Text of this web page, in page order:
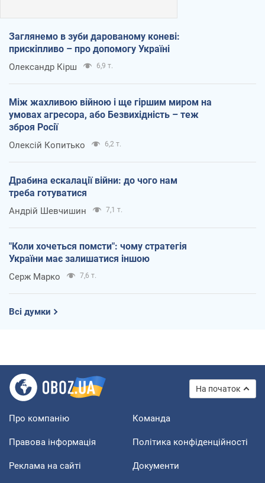
Заглянемо в зуби дарованому коневі:
прискіпливо – про допомогу Україні
Олександр Кірш 6,9 т.
Між жахливою війною і ще гіршим миром на
умовах агресора, або Безвихідність – теж
зброя Росії
Олексій Копитько 6,2 т.
Драбина ескалації війни: до чого нам
треба готуватися
Андрій Шевчишин 7,1 т.
"Коли хочеться помсти": чому стратегія
України має залишатися іншою
Серж Марко 7,6 т.
Всі думки
На початок
Про компанію Команда
Правова інформація Політика конфіденційності
Реклама на сайті Документи